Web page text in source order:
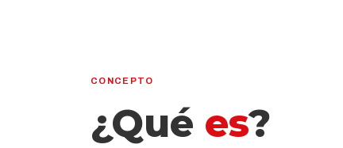
CONCEPTO
¿Qué es?